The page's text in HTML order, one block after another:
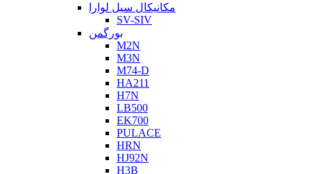
مکانیکال سیل لوارا
SV-SIV
بورگمن
M2N
M3N
M74-D
HA211
H7N
LB500
EK700
PULACE
HRN
HJ92N
H3B